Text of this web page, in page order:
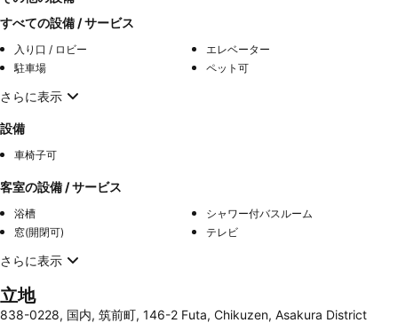
すべての設備 / サービス
入り口 / ロビー
エレベーター
駐車場
ペット可
さらに表示
設備
車椅子可
客室の設備 / サービス
浴槽
シャワー付バスルーム
窓(開閉可)
テレビ
さらに表示
立地
838-0228, 国内, 筑前町, 146-2 Futa, Chikuzen, Asakura District